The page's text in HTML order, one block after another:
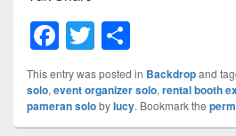
F
a
c
e
T
wi
tt
er
h
ar
e
This entry was posted in Backdropand
solo, event organizer solo, rental booth
pameran solobylucy. Bookmark the